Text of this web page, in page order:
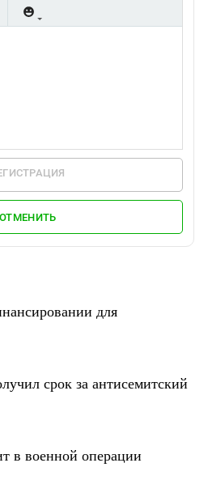
ОТМЕНИТЬ
для
срок за антисемитский
в военной операции